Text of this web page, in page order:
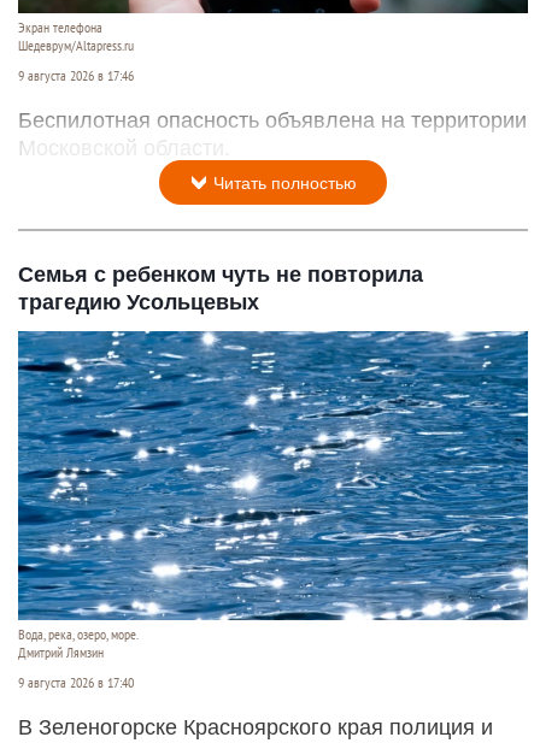
Экран телефона
Шедеврум/Altapress.ru
9 августа 2026 в 17:46
Беспилотная опасность объявлена на территории
Московской области.
Читать полностью
Семья с ребенком чуть не повторила
трагедию Усольцевых
Вода, река, озеро, море.
Дмитрий Лямзин
9 августа 2026 в 17:40
В Зеленогорске Красноярского края полиция и